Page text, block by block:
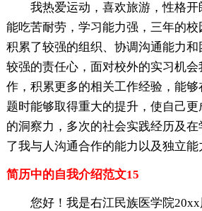
我热爱运动，喜欢旅游，性格开
能吃苦耐劳，学习能力强，三年的
积累了较强的组织、协调沟通能力
较强的责任心，面对校外的实习机
作，积累更多的相关工作经验，能
题时能够取得重大的提升，使自己
的洞察力，多次的社会实践经历及
了我与人沟通合作的能力以及独立能
简历中的自我介绍范文15
您好！我是右江民族医学院20xx